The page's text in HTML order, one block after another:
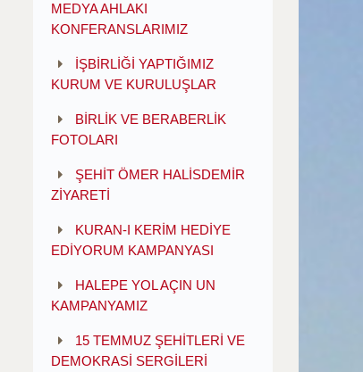
MEDYA AHLAKI
KONFERANSLARIMIZ
İŞBİRLİĞİ YAPTIĞIMIZ
KURUM VE KURULUŞLAR
BİRLİK VE BERABERLİK
FOTOLARI
ŞEHİT ÖMER HALİSDEMİR
ZİYARETİ
KURAN-I KERİM HEDİYE
EDİYORUM KAMPANYASI
HALEPE YOL AÇIN UN
KAMPANYAMIZ
15 TEMMUZ ŞEHİTLERİ VE
DEMOKRASİ SERGİLERİ